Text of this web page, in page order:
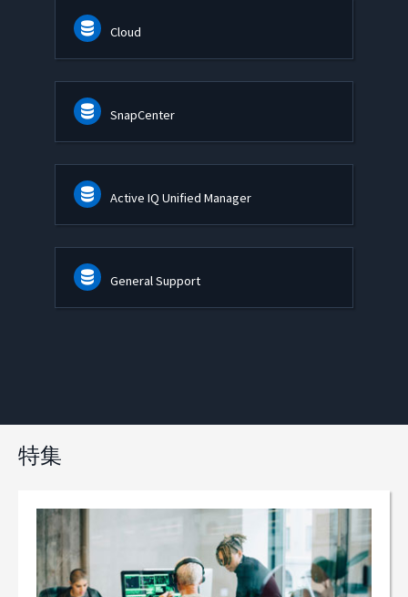
Cloud
SnapCenter
Active IQ Unified Manager
General Support
特集